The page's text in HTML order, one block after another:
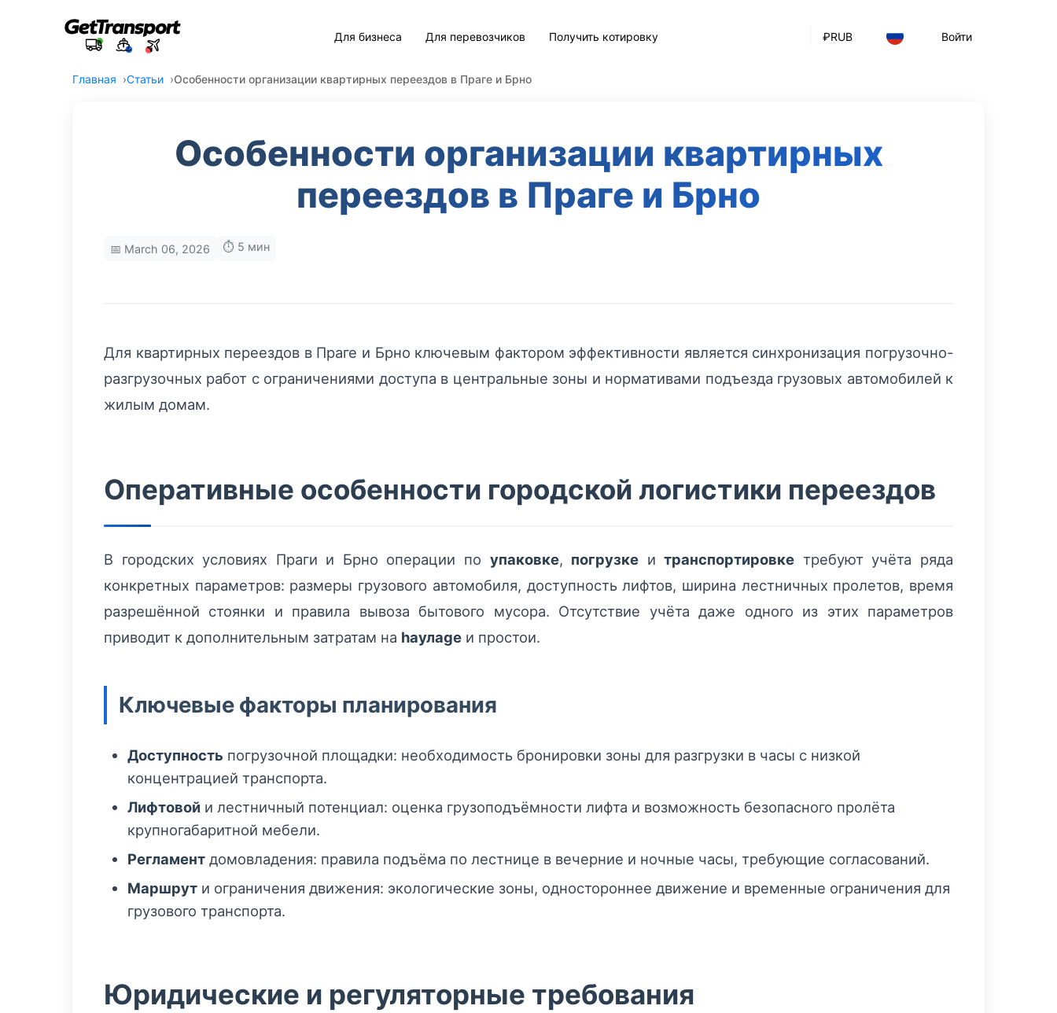
₽RUB Войти
Для бизнеса Для перевозчиков Получить котировку
Главная Статьи Особенности организации квартирных переездов в Праге и Брно
Особенности организации квартирных
переездов в Праге и Брно
📅 March 06, 2026 ⏱️ 5 мин
Для квартирных переездов в Праге и Брно ключевым фактором эффективности является синхронизация погрузочно-
разгрузочных работ с ограничениями доступа в центральные зоны и нормативами подъезда грузовых автомобилей к
жилым домам.
Оперативные особенности городской логистики переездов
В городских условиях Праги и Брно операции по упаковке, погрузке итранспортировке требуют учёта ряда
конкретных параметров: размеры грузового автомобиля, доступность лифтов, ширина лестничных пролетов, время
разрешённой стоянки и правила вывоза бытового мусора. Отсутствие учёта даже одного из этих параметров
приводит к дополнительным затратам на haулage и простои.
Ключевые факторы планирования
Доступность погрузочной площадки: необходимость бронировки зоны для разгрузки в часы с низкой
концентрацией транспорта.
Лифтовой и лестничный потенциал: оценка грузоподъёмности лифта и возможность безопасного пролёта
крупногабаритной мебели.
Регламент домовладения: правила подъёма по лестнице в вечерние и ночные часы, требующие согласований.
Маршрут и ограничения движения: экологические зоны, одностороннее движение и временные ограничения для
грузового транспорта.
Юридические и регуляторные требования